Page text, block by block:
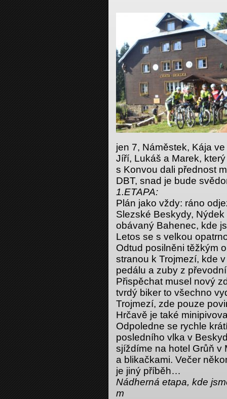
jen 7, Náměstek, Kája
Jíří, Lukáš a Marek,
s Konvou dali přednost
DBT, snad je bude
1.ETAPA:
Plán jako vždy: ráno
Slezské Beskydy,
obávaný Bahenec, kde
Letos se s velkou
Odtud posilněni těžkým
stranou k Trojmezí, kde
pedálu a zuby z
Přispěchat musel nový
tvrdý biker to všechno
Trojmezí, zde pouze
Hrčavě je také
Odpoledne se rychle
posledního vlka v
sjíždíme na hotel Grůň v
a blikačkami. Večer
je jiný příběh…
Nádherná etapa, kde
m